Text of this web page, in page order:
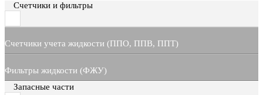
Счетчики и фильтры
Счетчики учета жидкости (ППО, ППВ, ППТ)
Фильтры жидкости (ФЖУ)
Запасные части